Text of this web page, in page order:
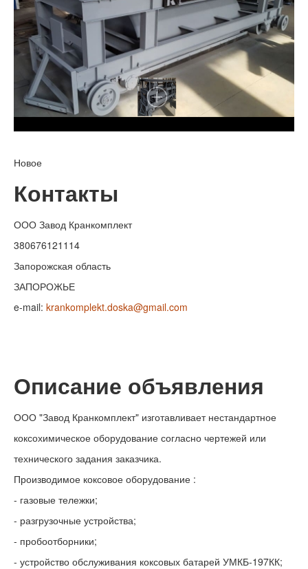
Новое
Контакты
ООО Завод Кранкомплект
380676121114
Запорожская область
ЗАПОРОЖЬЕ
e-mail: krankomplekt.doska@gmail.com
Описание объявления
ООО "Завод Кранкомплект" изготавливает нестандартное
коксохимическое оборудование согласно чертежей или
технического задания заказчика.
Производимое коксовое оборудование :
- газовые тележки;
- разгрузочные устройства;
- пробоотборники;
- устройство обслуживания коксовых батарей УМКБ-197КК;